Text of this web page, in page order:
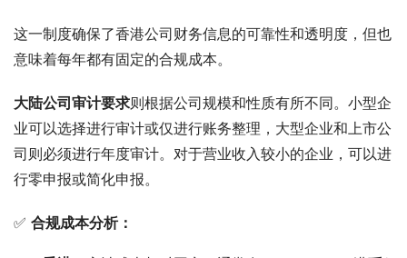
这一制度确保了香港公司财务信息的可靠性和透明度，但也
意味着每年都有固定的合规成本。
大陆公司审计要求则根据公司规模和性质有所不同。小型企
业可以选择进行审计或仅进行账务整理，大型企业和上市公
司则必须进行年度审计。对于营业收入较小的企业，可以进
行零申报或简化申报。
✅ 合规成本分析：